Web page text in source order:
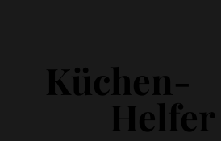
Küchen-
Helfer